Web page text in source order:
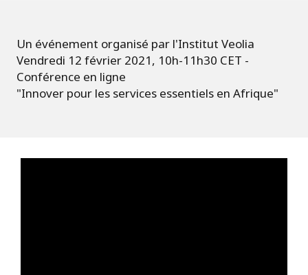
Un événement organisé par l'Institut Veolia
Vendredi 12 février 2021, 10h-11h30 CET -
Conférence en ligne
"Innover pour les services essentiels en Afrique"